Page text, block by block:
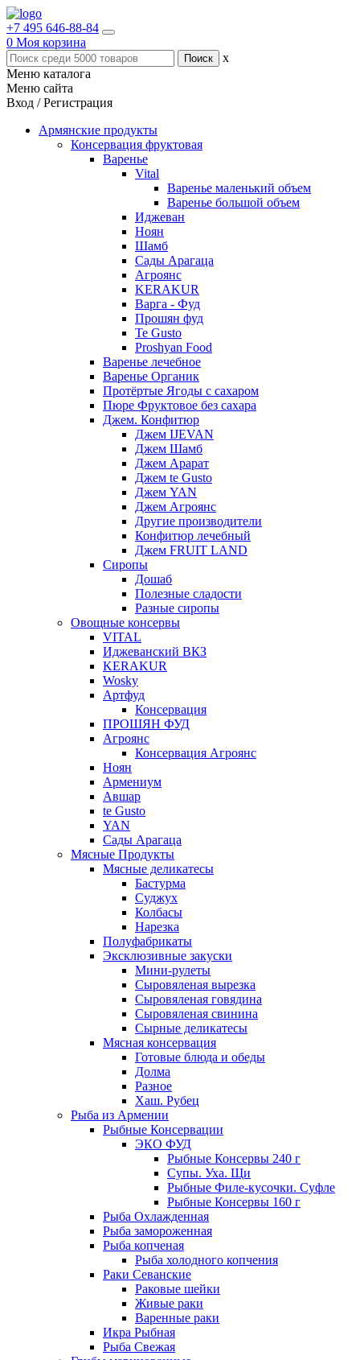
+7 495 646-88-84
0 Моя корзина
x
Меню каталога
Меню сайта
Вход / Регистрация
Армянские продукты
Консервация фруктовая
Варенье
Vital
Варенье маленький объем
Варенье большой объем
Иджеван
Ноян
Шамб
Сады Арагаца
Агроянс
KERAKUR
Варга - Фуд
Прошян фуд
Te Gusto
Proshyan Food
Варенье лечебное
Варенье Органик
Протёртые Ягоды с сахаром
Пюре Фруктовое без сахара
Джем. Конфитюр
Джем IJEVAN
Джем Шамб
Джем Арарат
Джем te Gusto
Джем YAN
Джем Агроянс
Другие производители
Конфитюр лечебный
Джем FRUIT LAND
Сиропы
Дошаб
Полезные сладости
Разные сиропы
Овощные консервы
VITAL
Иджеванский ВКЗ
KERAKUR
Wosky
Артфуд
Консервация
ПРОШЯН ФУД
Агроянс
Консервация Агроянс
Ноян
Армениум
Авшар
te Gusto
YAN
Сады Арагаца
Мясные Продукты
Мясные деликатесы
Бастурма
Суджух
Колбасы
Нарезка
Полуфабрикаты
Эксклюзивные закуски
Мини-рулеты
Сыровяленая вырезка
Сыровяленая говядина
Сыровяленая свинина
Сырные деликатесы
Мясная консервация
Готовые блюда и обеды
Долма
Разное
Хаш. Рубец
Рыба из Армении
Рыбные Консервации
ЭКО ФУД
Рыбные Консервы 240 г
Супы. Уха. Щи
Рыбные Филе-кусочки. Суфле
Рыбные Консервы 160 г
Рыба Охлажденная
Рыба замороженная
Рыба копченая
Рыба холодного копчения
Раки Севанские
Раковые шейки
Живые раки
Варенные раки
Икра Рыбная
Рыба Свежая